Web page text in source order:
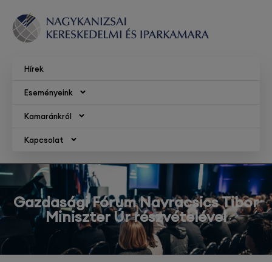
Hírek
Eseményeink
Kamaránkról
Kapcsolat
Gazdasági Fórum Navracsics Tibor
Miniszter Úr részvételével